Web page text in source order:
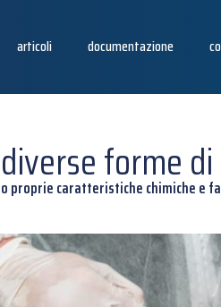
articoli documentazione
forme di
proprie caratteristiche chimiche e